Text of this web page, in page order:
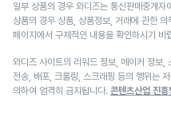
일부 상품의 경우 와디즈는 통신판매중개
상품의 경우 상품, 상품정보, 거래에 관한
페이지에서 구체적인 내용을 확인하시기 바
와디즈 사이트의 리워드 정보, 메이커 정보,
전송, 배포, 크롤링, 스크래핑 등의 행위는
의하여 엄격히 금지됩니다. 콘텐츠산업 진흥